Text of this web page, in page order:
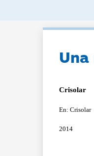
Crisolar
En: Crisolar
2014